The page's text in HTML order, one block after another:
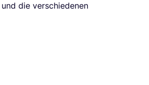
die ver­schie­de­nen